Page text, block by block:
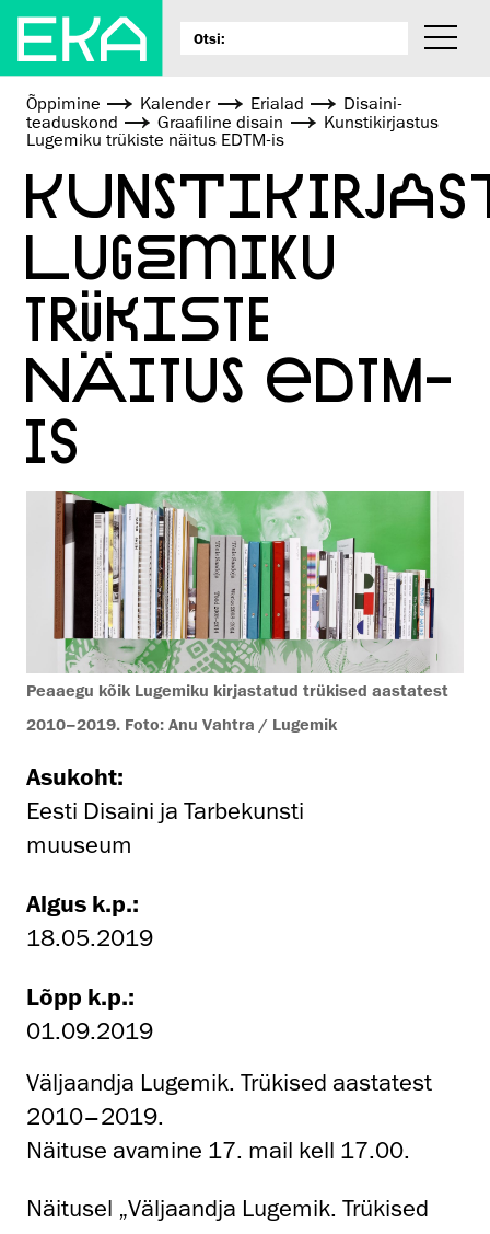
Õppimine Kalender Erialad
Disaini­­
teaduskond
Graafiline disain
Kunstikirjastus
Lugemiku trükiste näitus EDTM-is
LUGEMIKU
TRÜKISTE
NÄITUS EDTM-
IS
Peaaegu kõik Lugemiku kirjastatud trükised aastatest
2010–2019. Foto: Anu Vahtra / Lugemik
Asukoht:
Eesti Disaini ja Tarbekunsti
muuseum
Algus k.p.:
18.05.2019
Lõpp k.p.:
01.09.2019
Väljaandja Lugemik. Trükised aastatest
2010–2019.
Näituse avamine 17. mail kell 17.00.
Näitusel „Väljaandja Lugemik. Trükised